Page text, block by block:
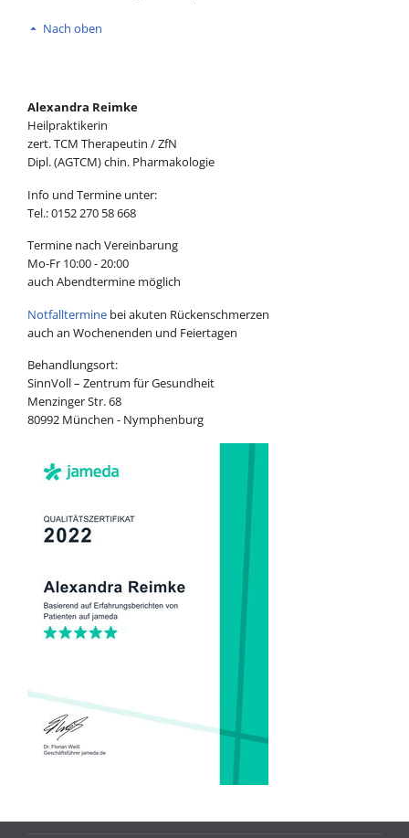
Nach oben
Alexandra Reimke
Heilpraktikerin
zert. TCM Therapeutin / ZfN
Dipl. (AGTCM) chin. Pharmakologie
Info und Termine unter:
Tel.: 0152 270 58 668
Termine nach Vereinbarung
Mo-Fr 10:00 - 20:00
auch Abendtermine möglich
Notfallterminebei akuten Rückenschmerzen
auch an Wochenenden und Feiertagen
Behandlungsort:
SinnVoll – Zentrum für Gesundheit
Menzinger Str. 68
80992 München - Nymphenburg